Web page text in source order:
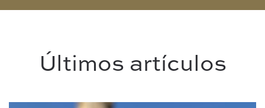
Últimos artículos